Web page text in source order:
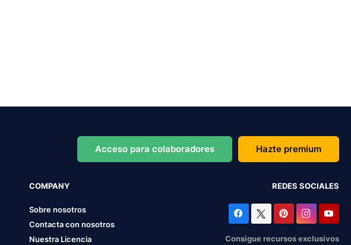
Acceso para colaboradores Hazte premium
COMPANY
Sobre nosotros
Contacta con nosotros
Nuestra Licencia
REDES SOCIALES
Consigue recursos exclusivos